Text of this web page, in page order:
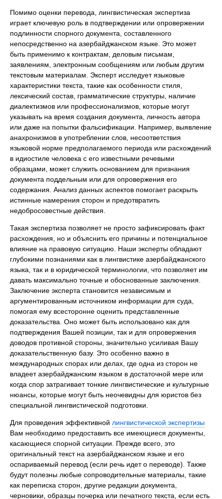
Помимо оценки перевода, лингвистическая экспертиза
играет ключевую роль в подтверждении или опровержении
подлинности спорного документа, составленного
непосредственно на азербайджанском языке. Это может
быть применимо к контрактам, деловым письмам,
заявлениям, электронным сообщениям или любым другим
текстовым материалам. Эксперт исследует языковые
характеристики текста, такие как особенности стиля,
лексический состав, грамматические структуры, наличие
диалектизмов или профессионализмов, которые могут
указывать на время создания документа, личность автора
или даже на попытки фальсификации. Например, выявление
анахронизмов в употреблении слов, несоответствия
языковой норме предполагаемого периода или расхождений
в идиостиле человека с его известными речевыми
образцами, может служить основанием для признания
документа поддельным или для опровержения его
содержания. Анализ данных аспектов помогает раскрыть
истинные намерения сторон и предотвратить
недобросовестные действия.
Такая экспертиза позволяет не просто зафиксировать факт
расхождения, но и объяснить его причины и потенциальное
влияние на правовую ситуацию. Наши эксперты обладают
глубокими познаниями как в лингвистике азербайджанского
языка, так и в юридической терминологии, что позволяет им
давать максимально точные и обоснованные заключения.
Заключение эксперта становится независимым и
аргументированным источником информации для суда,
помогая ему всесторонне оценить представленные
доказательства. Оно может быть использовано как для
подтверждения Вашей позиции, так и для опровержения
доводов противной стороны, значительно усиливая Вашу
доказательственную базу. Это особенно важно в
международных спорах или делах, где одна из сторон не
владеет азербайджанским языком в достаточной мере или
когда спор затрагивает тонкие лингвистические и культурные
нюансы, которые могут быть неочевидны для юристов без
специальной лингвистической подготовки.
Для проведения эффективной лингвистической экспертизы
Вам необходимо предоставить все имеющиеся документы,
касающиеся спорной ситуации. Прежде всего, это
оригинальный текст на азербайджанском языке и его
оспариваемый перевод (если речь идет о переводе). Также
будут полезны любые сопроводительные материалы, такие
как переписка сторон, другие редакции документа,
черновики, образцы почерка или печатного текста, если есть